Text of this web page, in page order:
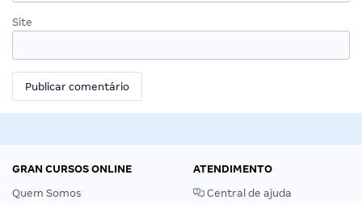
Site
GRAN CURSOS ONLINE
Quem Somos
ATENDIMENTO
Central de ajuda